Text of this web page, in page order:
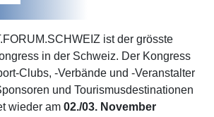
ist der grösste
in der Schweiz. Der Kongress
Clubs, -Verbände und -Veranstalter
und Tourismusdestinationen
wieder am 02./03. November